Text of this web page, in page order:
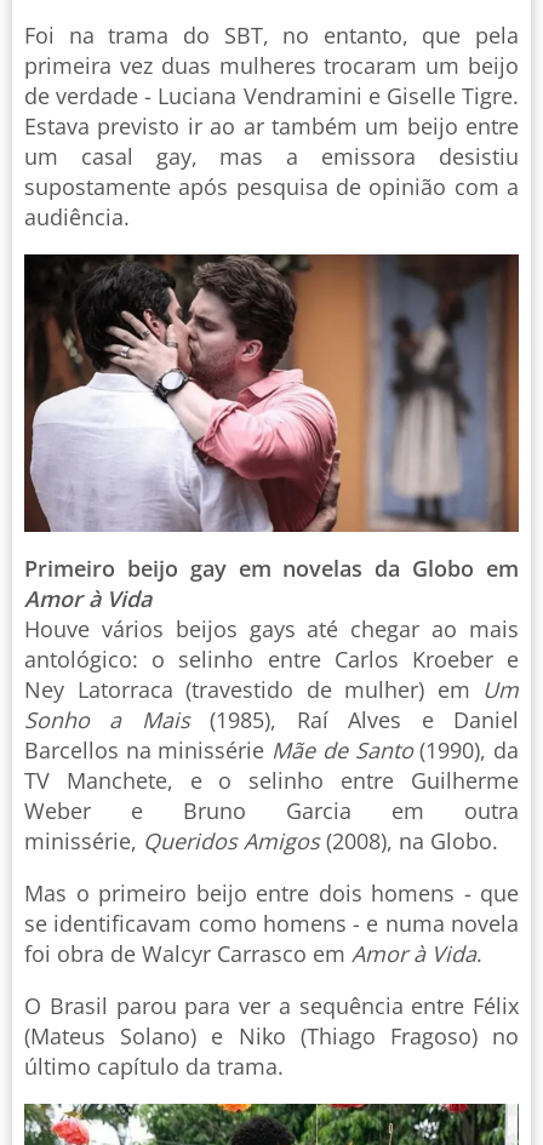
Foi na trama do SBT, no entanto, que pela
primeira vez duas mulheres trocaram um beijo
de verdade - Luciana Vendramini e Giselle Tigre.
Estava previsto ir ao ar também um beijo entre
um casal gay, mas a emissora desistiu
supostamente após pesquisa de opinião com a
audiência.
Primeiro beijo gay em novelas da Globo em
Amor à Vida
Houve vários beijos gays até chegar ao mais
antológico: o selinho entre Carlos Kroeber e
Ney Latorraca (travestido de mulher) em Um
Sonho a Mais(1985), Raí Alves e Daniel
Barcellos na minissérie Mãe de Santo(1990), da
TV Manchete, e o selinho entre Guilherme
Weber e Bruno Garcia em outra
minissérie, Queridos Amigos(2008), na Globo.
Mas o primeiro beijo entre dois homens - que
se identificavam como homens - e numa novela
foi obra de Walcyr Carrasco em Amor à Vida.
O Brasil parou para ver a sequência entre Félix
(Mateus Solano) e Niko (Thiago Fragoso) no
último capítulo da trama.